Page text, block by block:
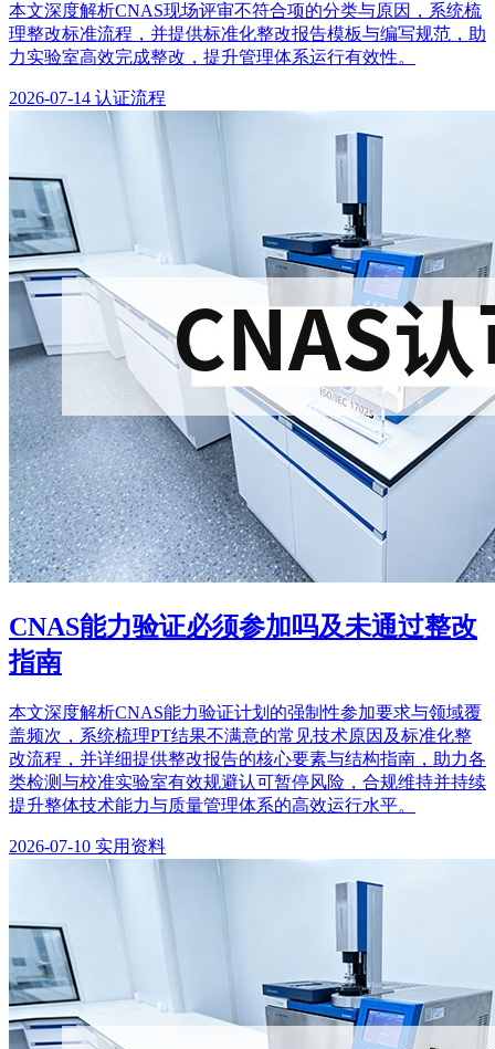
本文深度解析CNAS现场评审不符合项的分类与原因，系统梳
理整改标准流程，并提供标准化整改报告模板与编写规范，助
力实验室高效完成整改，提升管理体系运行有效性。
2026-07-14 认证流程
CNAS能力验证必须参加吗及未通过整改
指南
本文深度解析CNAS能力验证计划的强制性参加要求与领域覆
盖频次，系统梳理PT结果不满意的常见技术原因及标准化整
改流程，并详细提供整改报告的核心要素与结构指南，助力各
类检测与校准实验室有效规避认可暂停风险，合规维持并持续
提升整体技术能力与质量管理体系的高效运行水平。
2026-07-10 实用资料